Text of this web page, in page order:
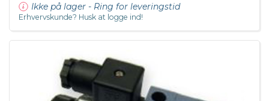
Ikke på lager - Ring for leveringstid
Erhvervskunde? Husk at logge ind!